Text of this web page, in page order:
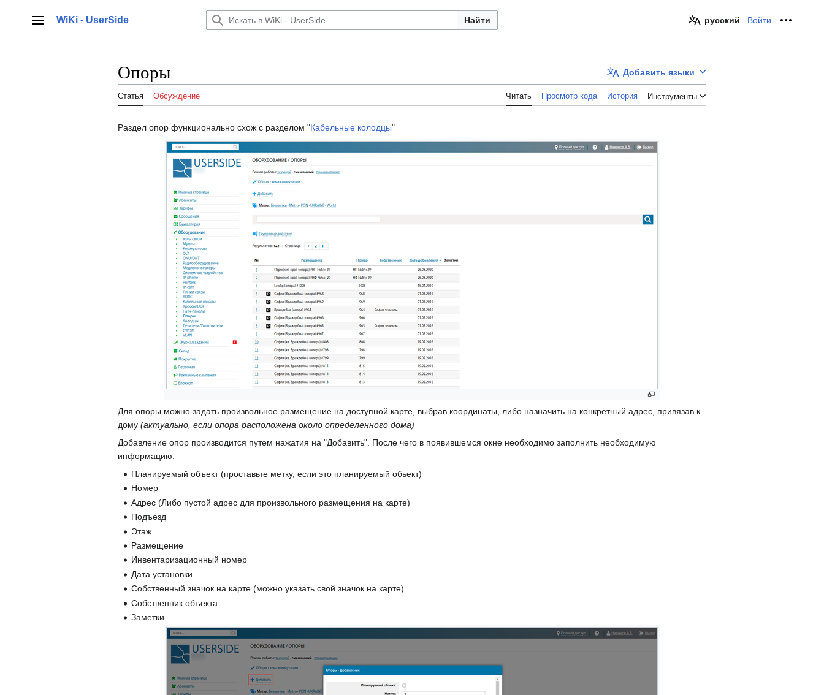
содержаниюГлавное меню
WiKi - UserSide Найти русский Войти
Опоры Добавить языки
Статья Обсуждение Читать Просмотр кода История Инструменты
Раздел опор функционально схож с разделом "Кабельные колодцы"
Для опоры можно задать произвольное размещение на доступной карте, выбрав координаты, либо назначить на конкретный адрес, привязав к
дому (актуально, если опора расположена около определенного дома)
Добавление опор производится путем нажатия на "Добавить". После чего в появившемся окне необходимо заполнить необходимую
информацию:
Планируемый объект (проставьте метку, если это планируемый обьект)
Номер
Адрес (Либо пустой адрес для произвольного размещения на карте)
Подъезд
Этаж
Размещение
Инвентаризационный номер
Дата установки
Собственный значок на карте (можно указать свой значок на карте)
Собственник объекта
Заметки